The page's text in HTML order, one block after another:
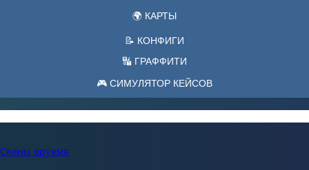
🌍 КАРТЫ
📝 КОНФИГИ
🔣 ГРАФФИТИ
🎮 СИМУЛЯТОР КЕЙСОВ
Скины оружия